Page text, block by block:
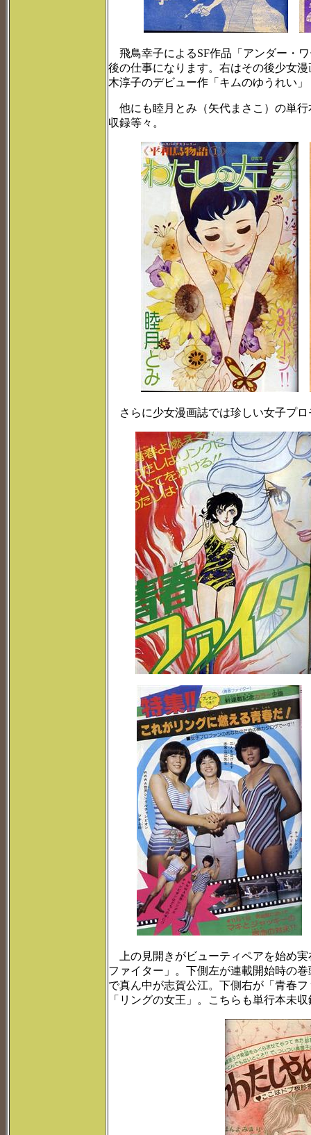
飛鳥幸子によるSF作品「アンダー・
後の仕事になります。右はその後少女
木淳子のデビュー作「キムのゆうれい」
他にも睦月とみ（矢代まさこ）の単
収録等々。
さらに少女漫画誌では珍しい女子プ
上の見開きがビューティペアを始め
ファイター」。下側左が連載開始時の
で真ん中が志賀公江。下側右が「青春
「リングの女王」。こちらも単行本未